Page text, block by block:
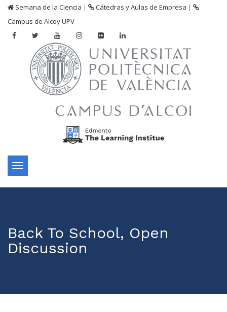
Semana de la Ciencia | Cátedras y Aulas de Empresa |
Campus de Alcoy UPV
Toggle
navigation
Back To School, Open
Discussion